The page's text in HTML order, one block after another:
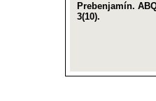
Prebenjamín.
3(10).